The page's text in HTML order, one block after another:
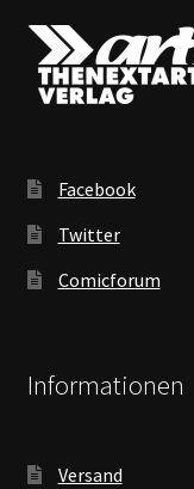
Facebook
Twitter
Comicforum
Informationen
Versand